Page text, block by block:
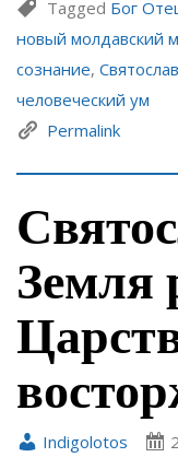
Tagged Бог
новый молдавский
сознание,
человеческий ум
Permalink
Земля
Indigolotos